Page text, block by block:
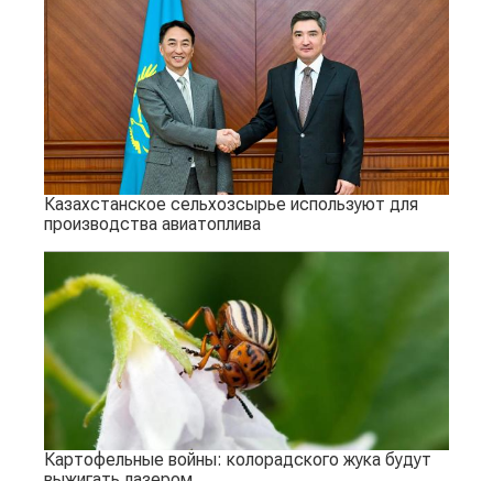
Казахстанское сельхозсырье используют для
производства авиатоплива
Картофельные войны: колорадского жука будут